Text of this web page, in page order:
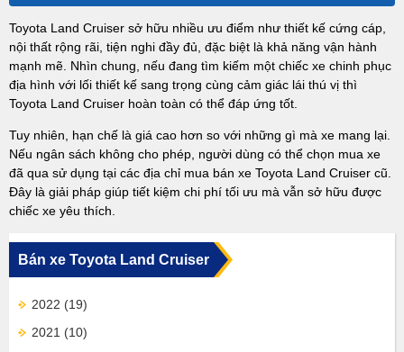
Toyota Land Cruiser sở hữu nhiều ưu điểm như thiết kế cứng cáp,
nội thất rộng rãi, tiện nghi đầy đủ, đặc biệt là khả năng vận hành
mạnh mẽ. Nhìn chung, nếu đang tìm kiếm một chiếc xe chinh phục
địa hình với lối thiết kế sang trọng cùng cảm giác lái thú vị thì
Toyota Land Cruiser hoàn toàn có thể đáp ứng tốt.
Tuy nhiên, hạn chế là giá cao hơn so với những gì mà xe mang lại.
Nếu ngân sách không cho phép, người dùng có thể chọn mua xe
đã qua sử dụng tại các địa chỉ mua bán xe Toyota Land Cruiser cũ.
Đây là giải pháp giúp tiết kiệm chi phí tối ưu mà vẫn sở hữu được
chiếc xe yêu thích.
Bán xe Toyota Land Cruiser
2022 (19)
2021 (10)